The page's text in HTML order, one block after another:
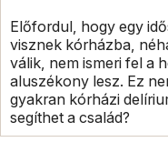
Előfordul, hogy egy
visznek kórházba,
válik, nem ismeri fel a
aluszékony lesz. Ez
gyakran kórházi
segíthet a család?